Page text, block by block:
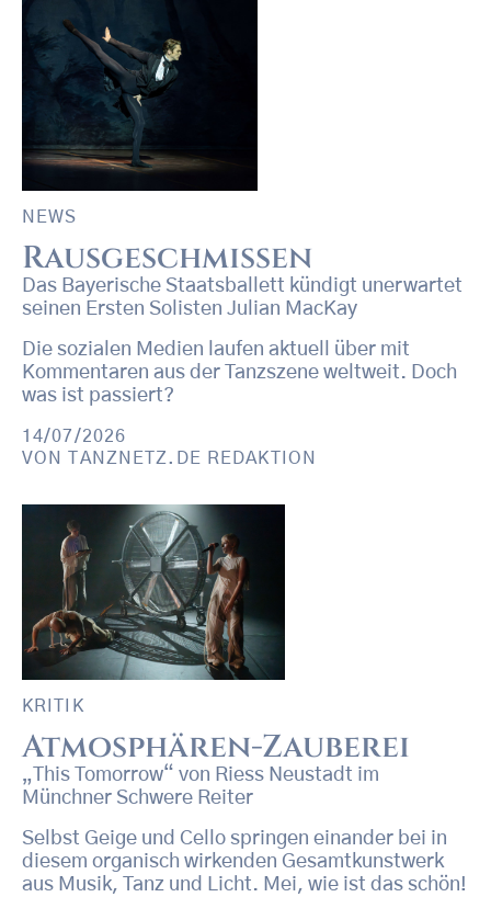
NEWS
Rausgeschmissen
Das Bayerische Staatsballett kündigt unerwartet
seinen Ersten Solisten Julian MacKay
Die sozialen Medien laufen aktuell über mit
Kommentaren aus der Tanzszene weltweit. Doch
was ist passiert?
14/07/2026
VON
TANZNETZ.DE REDAKTION
KRITIK
Atmosphären-Zauberei
„This Tomorrow“ von Riess Neustadt im
Münchner Schwere Reiter
Selbst Geige und Cello springen einander bei in
diesem organisch wirkenden Gesamtkunstwerk
aus Musik, Tanz und Licht. Mei, wie ist das schön!